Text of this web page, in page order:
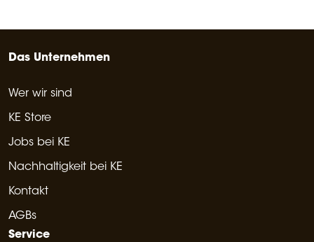
Das Unternehmen
Wer wir sind
KE Store
Jobs bei KE
Nachhaltigkeit bei KE
Kontakt
AGBs
Service